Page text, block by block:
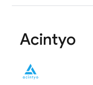
Acintyo